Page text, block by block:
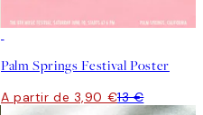
Palm Springs Festival Poster
A partir de 3,90 €13 €